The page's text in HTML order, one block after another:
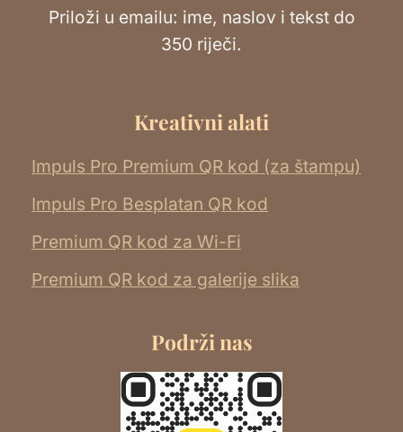
Priloži u emailu: ime, naslov i tekst do
350 riječi.
Kreativni alati
Impuls Pro Premium QR kod (za štampu)
Impuls Pro Besplatan QR kod
Premium QR kod za Wi-Fi
Premium QR kod za galerije slika
Podrži nas